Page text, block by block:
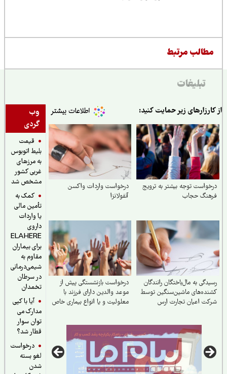
مرتبط
تبلیغات
وب
گردی
قیمت
بلیط اتوبوس
به مرزهای
غربی کشور
مشخص شد
کمک به
تأمین مالی
یا واردات
داروی
ELAHERE
برای بیماران
مقاوم به
شیمی‌درمانی
در سرطان
تخمدان
آیا با کپی
مدارک می
توان سوار
قطار شد؟
درخواست
لغو بسته
زیر حمایت کنید:
توجه بیشتر به ترویج
حجاب
درخواست واردات واکسن
آنفولانزا
به مال‌باختگان رانندگان
ماشین‌سنگین توسط
اعیان تجارت ارس
درخواست بازنشستگی پیش از
موعد والدین دارای فرزند با
معلولیت و یا انواع بیماری خاص